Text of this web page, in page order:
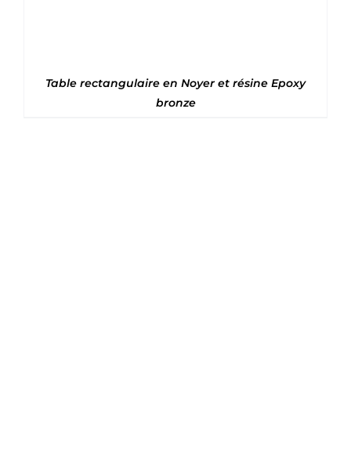
Table rectangulaire en Noyer et résine Epoxy
bronze